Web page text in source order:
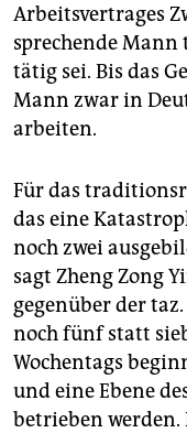
Arbeitsvertrages
sprechende
tätig sei. Bis das
Mann zwar in
arbeiten.
Für das
das eine
noch zwei
sagt Zheng Zong
gegenüber der
noch fünf statt
Wochentags
und eine Ebene
betrieben werden.